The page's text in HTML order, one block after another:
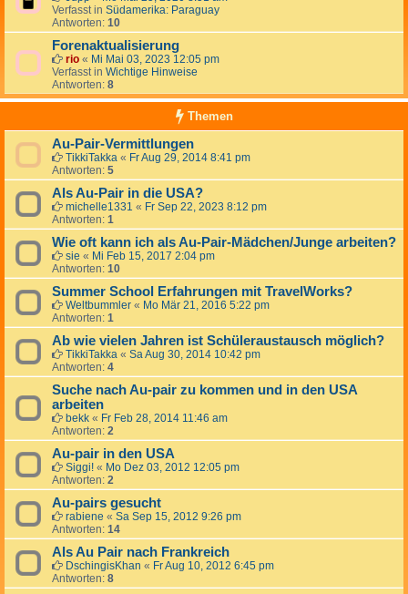
Verfasst in Südamerika: Paraguay
Antworten: 10
Forenaktualisierung
rio « Mi Mai 03, 2023 12:05 pm
Verfasst in Wichtige Hinweise
Antworten: 8
Themen
Au-Pair-Vermittlungen
TikkiTakka « Fr Aug 29, 2014 8:41 pm
Antworten: 5
Als Au-Pair in die USA?
michelle1331 « Fr Sep 22, 2023 8:12 pm
Antworten: 1
Wie oft kann ich als Au-Pair-Mädchen/Junge arbeiten?
sie « Mi Feb 15, 2017 2:04 pm
Antworten: 10
Summer School Erfahrungen mit TravelWorks?
Weltbummler « Mo Mär 21, 2016 5:22 pm
Antworten: 1
Ab wie vielen Jahren ist Schüleraustausch möglich?
TikkiTakka « Sa Aug 30, 2014 10:42 pm
Antworten: 4
Suche nach Au-pair zu kommen und in den USA
arbeiten
bekk « Fr Feb 28, 2014 11:46 am
Antworten: 2
Au-pair in den USA
Siggi! « Mo Dez 03, 2012 12:05 pm
Antworten: 2
Au-pairs gesucht
rabiene « Sa Sep 15, 2012 9:26 pm
Antworten: 14
Als Au Pair nach Frankreich
DschingisKhan « Fr Aug 10, 2012 6:45 pm
Antworten: 8